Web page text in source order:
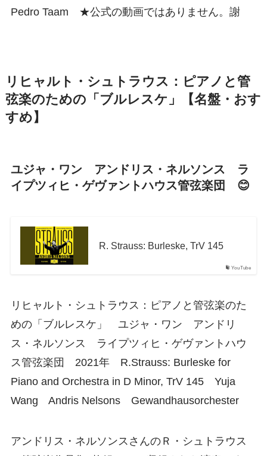
Pedro Taam ★公式の動画ではありません。謝
リヒャルト・シュトラウス：ピアノと管
弦楽のための「ブルレスケ」【名盤・おす
すめ】
ユジャ・ワン アンドリス・ネルソンス ラ
イプツィヒ・ゲヴァントハウス管弦楽団 😊
YouTube
R. Strauss: Burleske, TrV 145
リヒャルト・シュトラウス：ピアノと管弦楽のた
めの「ブルレスケ」 ユジャ・ワン アンドリ
ス・ネルソンス ライプツィヒ・ゲヴァントハウ
ス管弦楽団 2021年 R.Strauss: Burleske for
Piano and Orchestra in D Minor, TrV 145 Yuja
Wang Andris Nelsons Gewandhausorchester
アンドリス・ネルソンスさんのＲ・シュトラウス